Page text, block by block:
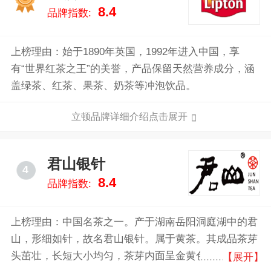
品牌指数: 8.4
上榜理由：始于1890年英国，1992年进入中国，享
有“世界红茶之王”的美誉，产品保留天然营养成分，涵
盖绿茶、红茶、果茶、奶茶等冲泡饮品。
立顿品牌详细介绍点击展开
4 君山银针
品牌指数: 8.4
上榜理由：中国名茶之一。产于湖南岳阳洞庭湖中的君
山，形细如针，故名君山银针。属于黄茶。其成品茶芽
头茁壮，长短大小均匀，茶芽内面呈金黄色，外层白毫
【展开】